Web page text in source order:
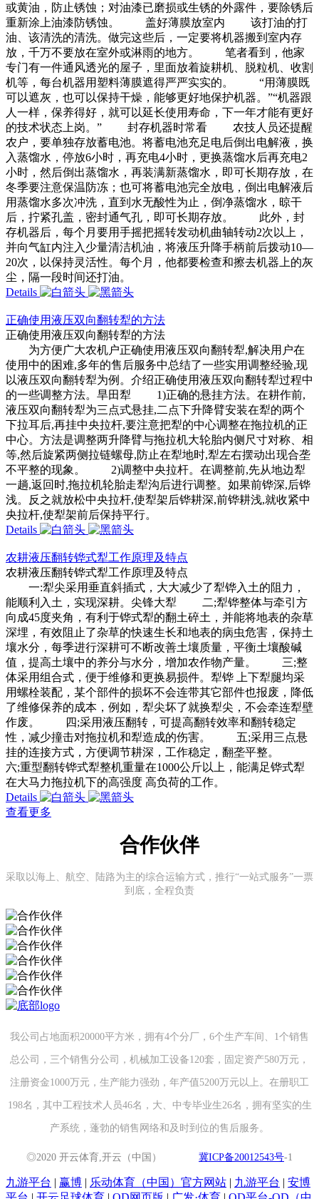
或黄油，防止锈蚀；对油漆已磨损或生锈的外露件，要除锈后
重新涂上油漆防锈蚀。 盖好薄膜放室内 该打油的打
油、该清洗的清洗。做完这些后，一定要将机器搬到室内存
放，千万不要放在室外或淋雨的地方。 笔者看到，他家
专门有一件通风透光的屋子，里面放着旋耕机、脱粒机、收割
机等，每台机器用塑料薄膜遮得严严实实的。 “用薄膜既
可以遮灰，也可以保持干燥，能够更好地保护机器。”“机器跟
人一样，保养得好，就可以延长使用寿命，下一年才能有更好
的技术状态上岗。” 封存机器时常看 农技人员还提醒
农户，要单独存放蓄电池。将蓄电池充足电后倒出电解液，换
入蒸馏水，停放6小时，再充电4小时，更换蒸馏水后再充电2
小时，然后倒出蒸馏水，再装满新蒸馏水，即可长期存放，在
冬季要注意保温防冻；也可将蓄电池完全放电，倒出电解液后
用蒸馏水多次冲洗，直到水无酸性为止，倒净蒸馏水，晾干
后，拧紧孔盖，密封通气孔，即可长期存放。 此外，封
存机器后，每个月要用手摇把摇转发动机曲轴转动2次以上，
并向气缸内注入少量清洁机油，将液压升降手柄前后拨动10—
20次，以保持灵活性。每个月，他都要检查和擦去机器上的灰
尘，隔一段时间还打油。
Details
正确使用液压双向翻转犁的方法
正确使用液压双向翻转犁的方法
为方便广大农机户正确使用液压双向翻转犁,解决用户在
使用中的困难,多年的售后服务中总结了一些实用调整经验,现
以液压双向翻转犁为例。介绍正确使用液压双向翻转犁过程中
的一些调整方法。旱田犁 1)正确的悬挂方法。在耕作前,
液压双向翻转犁为三点式悬挂,二点下升降臂安装在犁的两个
下拉耳后,再挂中央拉杆,要注意把犁的中心调整在拖拉机的正
中心。方法是调整两升降臂与拖拉机大轮胎内侧尺寸对称、相
等,然后旋紧两侧拉链螺母,防止在犁地时,犁左右摆动出现合垄
不平整的现象。 2)调整中央拉杆。在调整前,先从地边犁
一趟,返回时,拖拉机轮胎走犁沟后进行调整。如果前铧深,后铧
浅。反之就放松中央拉杆,使犁架后铧耕深,前铧耕浅,就收紧中
央拉杆,使犁架前后保持平行。
Details
农耕液压翻转铧式犁工作原理及特点
农耕液压翻转铧式犁工作原理及特点
一:犁尖采用垂直斜插式，大大减少了犁铧入土的阻力，
能顺利入土，实现深耕。尖锋大犁 二;犁铧整体与牵引方
向成45度夹角，有利于铧式犁的翻土碎土，并能将地表的杂草
深埋，有效阻止了杂草的快速生长和地表的病虫危害，保持土
壤水分，每季进行深耕可不断改善土壤质量，平衡土壤酸碱
值，提高土壤中的养分与水分，增加农作物产量。 三;整
体采用组合式，便于维修和更换易损件。犁铧 上下犁腿均采
用螺栓装配，某个部件的损坏不会连带其它部件也报废，降低
了维修保养的成本，例如，犁尖坏了就换犁尖，不会牵连犁壁
作废。 四;采用液压翻转，可提高翻转效率和翻转稳定
性，减少撞击对拖拉机和犁造成的伤害。 五;采用三点悬
挂的连接方式，方便调节耕深，工作稳定，翻垄平整。
六;重型翻转铧式犁整机重量在1000公斤以上，能满足铧式犁
在大马力拖拉机下的高强度 高负荷的工作。
Details
查看更多
合作伙伴
采取以海上、航空、陆路为主的综合运输方式，推行“一站式服务”一票
到底，全程负责
我公司占地面积20000平方米，拥有4个分厂，6个生产车间、1个销售
总公司，三个销售分公司，机械加工设备120套，固定资产580万元，
注册资金1000万元，生产能力强劲，年产值5200万元以上。在册职工
198名，其中工程技术人员46名，大、中专毕业生26名，拥有坚实的生
产系统，蓬勃的销售网络和及时到位的售后服务。
◎2020 开云体育,开云（中国） 冀ICP备20012543号-1
九游平台 | 赢博 | 乐动体育（中国）官方网站 | 九游平台 | 安博